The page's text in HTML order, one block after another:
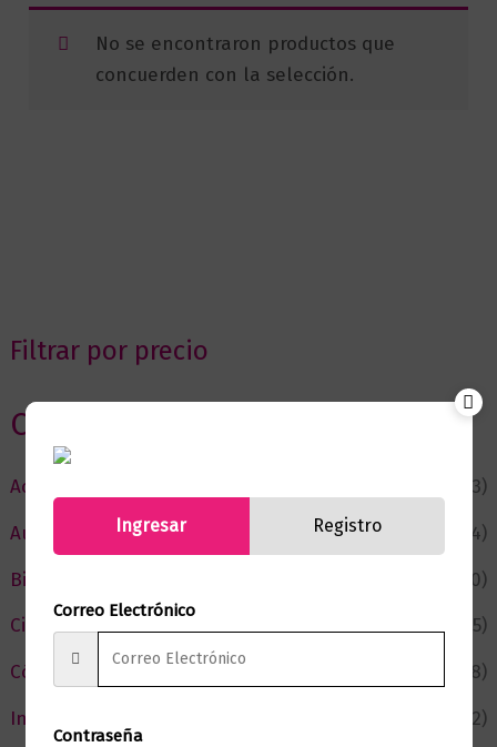
Filtrar por precio
Categorias
Actualidad
(53)
Autor del Mes
(4)
Bienestar
(230)
Ciencia y Conocimiento
(75)
Cómic y Fantasía
(88)
Infantil y Juvenil
(212)
No se encontraron productos que
concuerden con la selección.
Ingresar Registro
Correo Electrónico
Contraseña